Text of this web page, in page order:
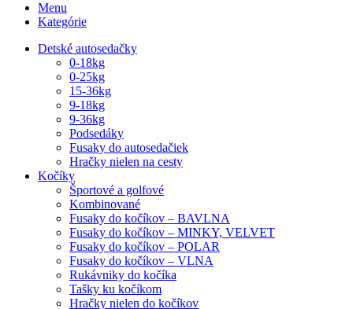
Menu
Kategórie
Detské autosedačky
0-18kg
0-25kg
15-36kg
9-18kg
9-36kg
Podsedáky
Fusaky do autosedačiek
Hračky nielen na cesty
Kočíky
Športové a golfové
Kombinované
Fusaky do kočíkov – BAVLNA
Fusaky do kočíkov – MINKY, VELVET
Fusaky do kočíkov – POLAR
Fusaky do kočíkov – VLNA
Rukávniky do kočíka
Tašky ku kočíkom
Hračky nielen do kočíkov